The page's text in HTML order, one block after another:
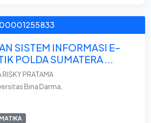
SISTEM INFORMASI E-
POLDA SUMATERA ...
RISKY PRATAMA
Bina Darma,